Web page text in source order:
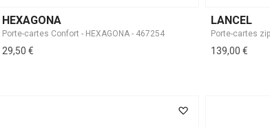
HEXAGONA
Porte-cartes Confort - HEXAGONA - 467254
29,50 €
LANCEL
Porte-cartes
139,00 €